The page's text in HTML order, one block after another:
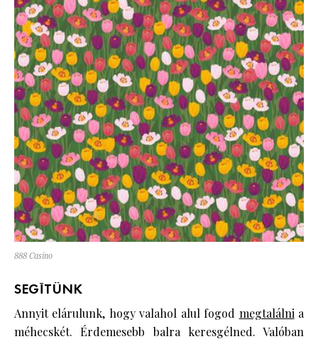
888 Casino
SEGÍTÜNK
Annyit elárulunk, hogy valahol alul fogod megtalálnia
méhecskét. Érdemesebb balra keresgélned. Valóban